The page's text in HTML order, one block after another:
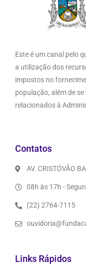
Este é um canal pelo
a utilização dos
impostos no
população, além de
relacionados à
Contatos
AV. CRISTÓVÃO
08h às 17h -
(22) 2764-7115
Links Rápidos